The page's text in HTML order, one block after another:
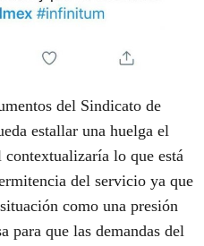
del Sindicato de
estallar una huelga el
lo que está
del servicio ya que
como una presión
para que las demandas del